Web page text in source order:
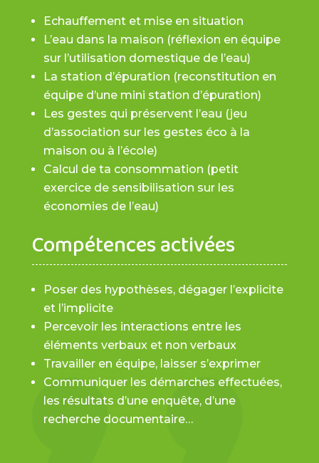
Echauffement et mise en situation
L’eau dans la maison (réflexion en équipe
sur l’utilisation domestique de l’eau)
La station d’épuration (reconstitution en
équipe d’une mini station d’épuration)
Les gestes qui préservent l’eau (jeu
d’association sur les gestes éco à la
maison ou à l’école)
Calcul de ta consommation (petit
exercice de sensibilisation sur les
économies de l’eau)
Compétences activées
Poser des hypothèses, dégager l’explicite
et l’implicite
Percevoir les interactions entre les
éléments verbaux et non verbaux
Travailler en équipe, laisser s’exprimer
Communiquer les démarches effectuées,
les résultats d’une enquête, d’une
recherche documentaire…